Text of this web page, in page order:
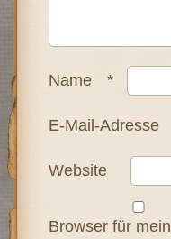
Name *
E-Mail-Adresse
Website
Browser für